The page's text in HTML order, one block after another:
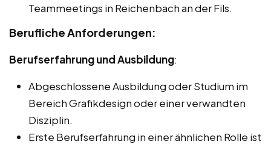
Teammeetings in Reichenbach an der Fils.
Berufliche Anforderungen:
Berufserfahrung und Ausbildung:
Abgeschlossene Ausbildung oder Studium im
Bereich Grafikdesign oder einer verwandten
Disziplin.
Erste Berufserfahrung in einer ähnlichen Rolle ist